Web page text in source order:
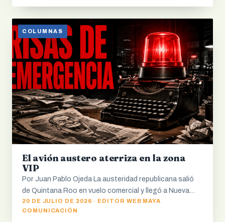
COLUMNAS
El avión austero aterriza en la zona
VIP
Por Juan Pablo Ojeda La austeridad republicana salió
de Quintana Roo en vuelo comercial y llegó a Nueva…
20 DE JULIO DE 2026 · EDITOR WEB MAYA
COMUNICACIÓN